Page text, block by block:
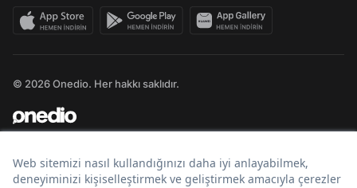
© 2026 Onedio. Her hakkı saklıdır.
Bir markasıdır.